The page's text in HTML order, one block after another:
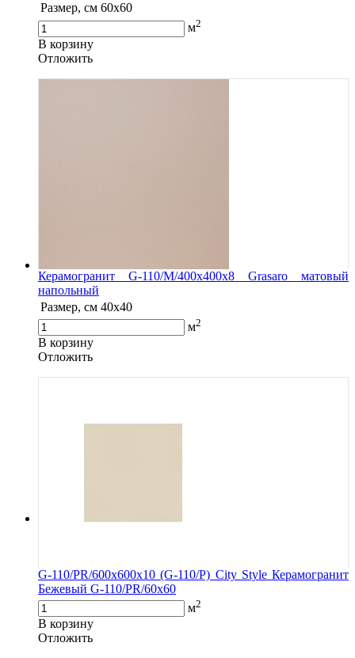
Размер, см 60х60
м2
В корзину
Oтложить
Керамогранит G-110/M/400x400x8 Grasaro матовый
напольный
Размер, см 40x40
м2
В корзину
Oтложить
G-110/PR/600x600x10 (G-110/P) City Style Керамогранит
Бежевый G-110/PR/60x60
м2
В корзину
Oтложить